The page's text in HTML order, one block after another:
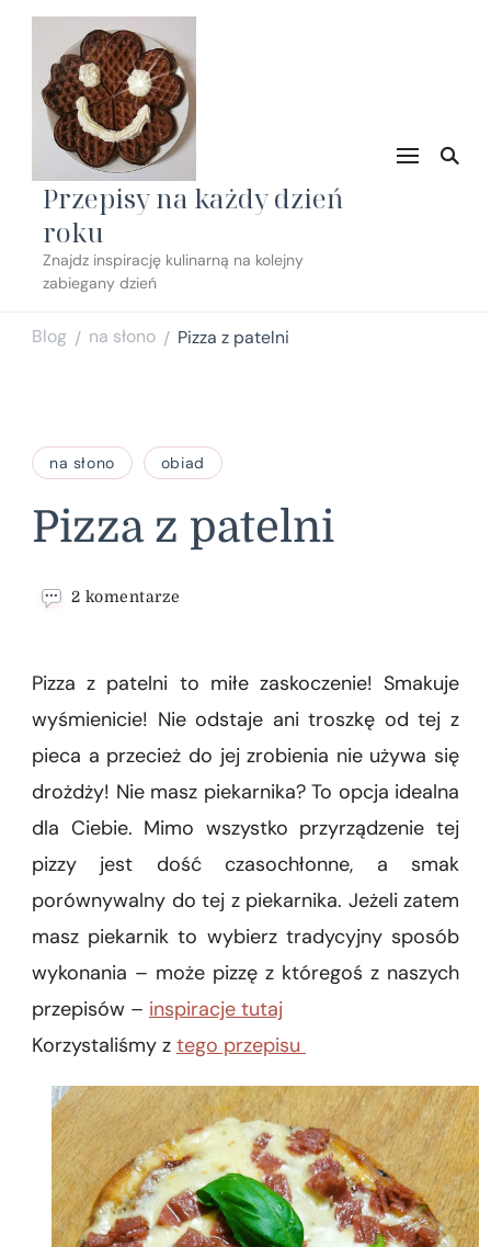
Przepisy na każdy dzień
roku
Znajdz inspirację kulinarną na kolejny
zabiegany dzień
Blog / na słono / Pizza z patelni
na słono obiad
Pizza z patelni
2 komentarze
Pizza z patelni to miłe zaskoczenie! Smakuje
wyśmienicie! Nie odstaje ani troszkę od tej z
pieca a przecież do jej zrobienia nie używa się
drożdży! Nie masz piekarnika? To opcja idealna
dla Ciebie. Mimo wszystko przyrządzenie tej
pizzy jest dość czasochłonne, a smak
porównywalny do tej z piekarnika. Jeżeli zatem
masz piekarnik to wybierz tradycyjny sposób
wykonania – może pizzę z któregoś z naszych
przepisów – inspiracje tutaj
Korzystaliśmy z tego przepisu